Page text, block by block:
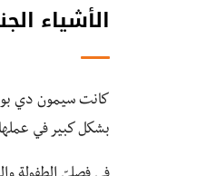
الأشياء
كانت سيمون دي
بشكل كبير في